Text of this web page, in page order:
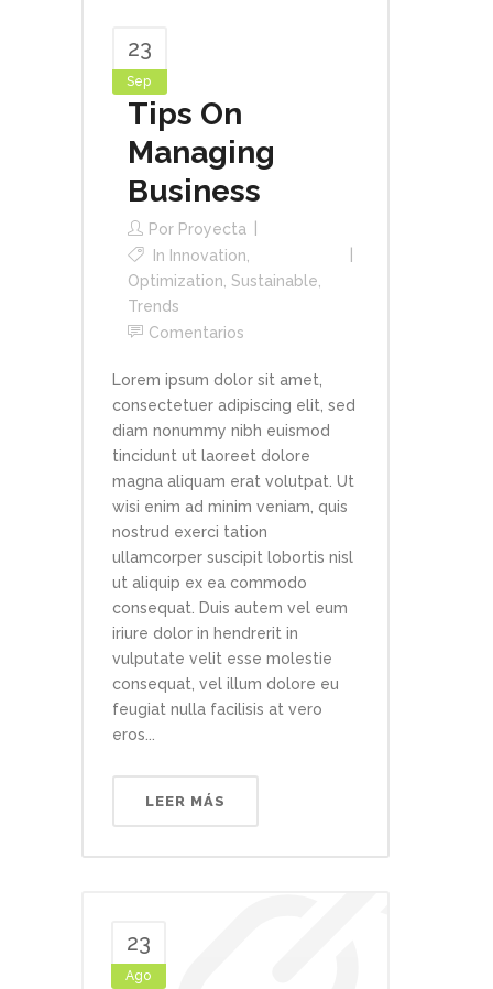
23
Sep
Tips On
Managing
Business
Por Proyecta
In Innovation,
Optimization, Sustainable,
Trends
Comentarios
Lorem ipsum dolor sit amet,
consectetuer adipiscing elit, sed
diam nonummy nibh euismod
tincidunt ut laoreet dolore
magna aliquam erat volutpat. Ut
wisi enim ad minim veniam, quis
nostrud exerci tation
ullamcorper suscipit lobortis nisl
ut aliquip ex ea commodo
consequat. Duis autem vel eum
iriure dolor in hendrerit in
vulputate velit esse molestie
consequat, vel illum dolore eu
feugiat nulla facilisis at vero
eros...
LEER MÁS
23
Ago